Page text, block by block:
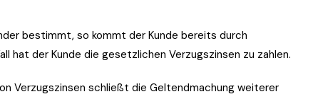
bestimmt, so kommt der Kunde bereits durch
hat der Kunde die gesetzlichen Verzugszinsen zu zahlen.
Verzugszinsen schließt die Geltendmachung weiterer